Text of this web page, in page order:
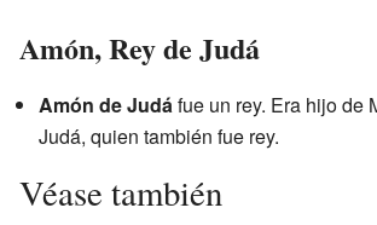
Amón, Rey de Judá
Amón de Judáfue un rey. Era hijo de
Judá, quien también fue rey.
Véase también